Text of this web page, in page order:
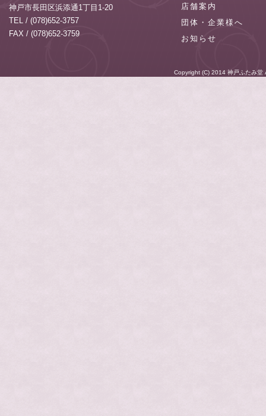
神戸市長田区浜添通1丁目1-20
TEL / (078)652-3757
FAX / (078)652-3759
店舗案内
団体・企業様へ
お知らせ
Copyright (C) 2014神戸ふたみ堂